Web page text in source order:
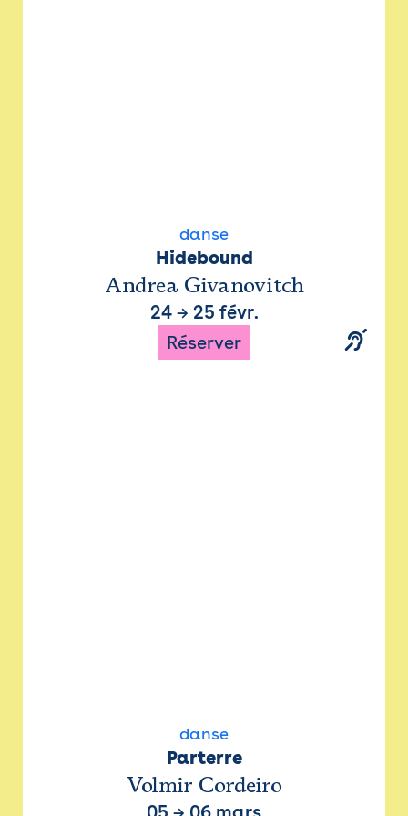
danse
Hidebound
Andrea Givanovitch
24→ 25 févr.
Réserver
danse
Parterre
Volmir Cordeiro